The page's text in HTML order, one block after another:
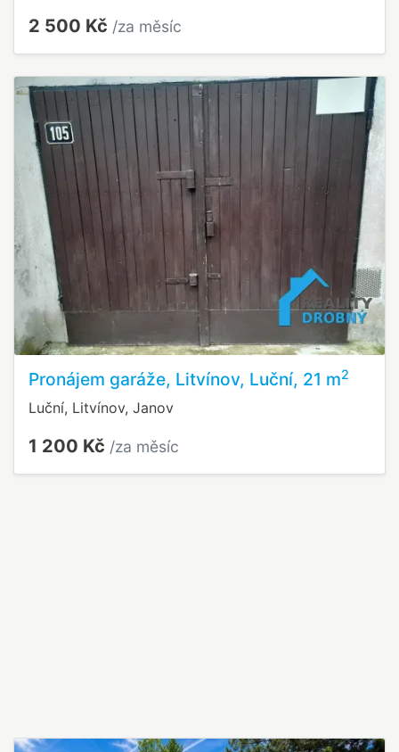
2 500 Kč /za měsíc
Pronájem garáže, Litvínov, Luční, 21 m2
Luční, Litvínov, Janov
1 200 Kč /za měsíc